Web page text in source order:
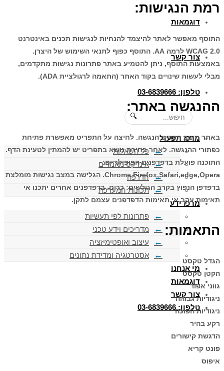
דוגמאות
צור קשר
טלפון: 03-6839666
🔍
מרכז תפעול
כל השאלות
אינדקס מאמרים
הדרכה
תכונות המערכת
מרכז ידע
פתרונות לפי תעשיות
מדריכים וידע טכני
עיצוב ואופטימיזציה
אסטרטגיה ומדידת נתונים
מי אנחנו
דוגמאות
צור קשר
טלפון: 03-6839666
רמת הנגישות:
התוסף מאפשר לאתר להיצמד להנחיות לנגישות תכנים באינטרנט
WCAG 2.0 לרמה AA. התוסף כפוף לתנאי השימוש של היצרן.
באמצעות התוסף, ניתן להטמיע באתר פתרונות נגישות מתקדמים,
מבלי לעשות שינויים בקוד האתר (התאמה לרגולציית ADA).
ההנגשה באתר:
באתר מוצב תפריט הנגשה. לחיצה על התפריט מאפשרת פתיחת
כפתורי ההנגשה. לאחר בחירת נושא בתפריט יש להמתין לטעינת הדף.
התוכנה פועלת בדפדפנים הפופולריים:
Chrome,Firefox,Safari,edge,Opera. הגלישה במצב נגישות מומלצת
בדפדפן הנפוץ בקרב הגולשים: כרום. בדפדפנים אחרים יתכנו אי
תאימות עקב אי תאימות הדפדפנים עצמם לתקן.
התאמות:
הגדל טקסט
הקטן טקסט
גווני אפור
ניגודיות גבוהה
ניגודיות הפוכה
רקע בהיר
הדגשת קישורים
פונט קריא
איפוס